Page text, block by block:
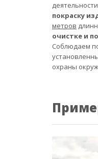
покраску
метров
очистке и
Соблюдаем
охраны